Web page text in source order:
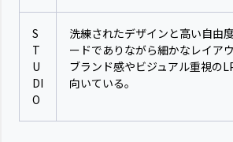
S
T
U
DI
O
洗練されたデザインと高い自由
ードでありながら細かなレイア
ブランド感やビジュアル重視の
向いている。